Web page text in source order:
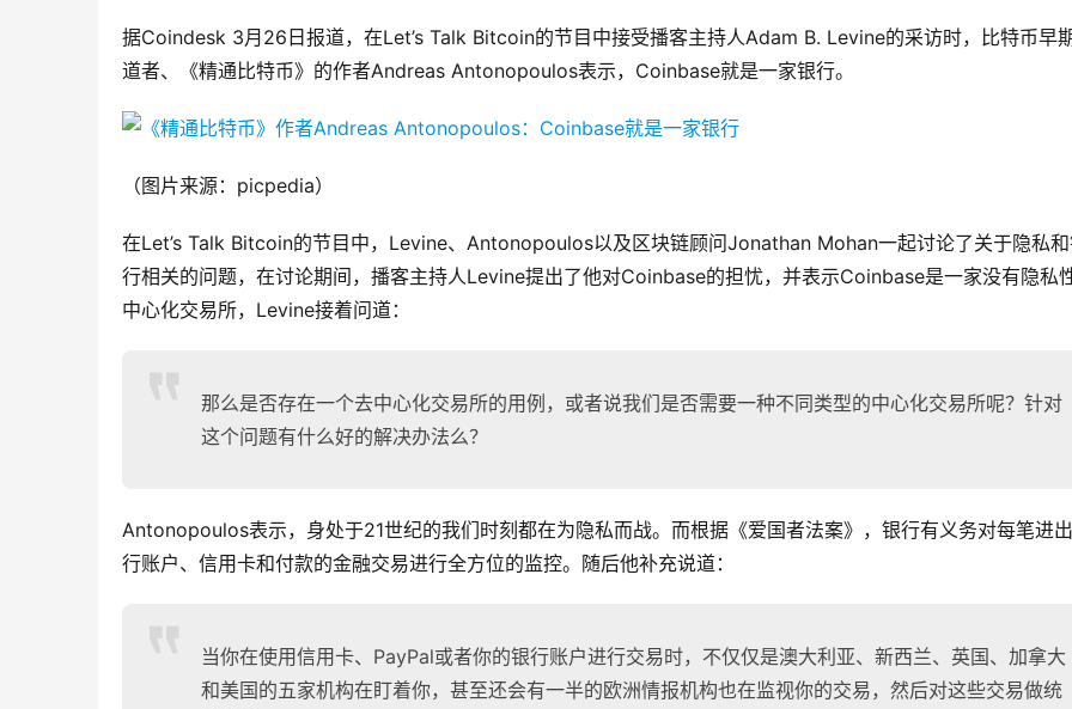
据Coindesk 3月26日报道，在Let’s Talk Bitcoin的节目中接受播客主持人Adam B. Levine的采访时，比特币早
道者、《精通比特币》的作者Andreas Antonopoulos表示，Coinbase就是一家银行。
（图片来源：picpedia）
在Let’s Talk Bitcoin的节目中，Levine、Antonopoulos以及区块链顾问Jonathan Mohan一起讨论了关于隐私
行相关的问题，在讨论期间，播客主持人Levine提出了他对Coinbase的担忧，并表示Coinbase是一家没有隐私
中心化交易所，Levine接着问道：
那么是否存在一个去中心化交易所的用例，或者说我们是否需要一种不同类型的中心化交易所呢？针对
这个问题有什么好的解决办法么？
Antonopoulos表示，身处于21世纪的我们时刻都在为隐私而战。而根据《爱国者法案》，银行有义务对每笔进
行账户、信用卡和付款的金融交易进行全方位的监控。随后他补充说道：
当你在使用信用卡、PayPal或者你的银行账户进行交易时，不仅仅是澳大利亚、新西兰、英国、加拿大
和美国的五家机构在盯着你，甚至还会有一半的欧洲情报机构也在监视你的交易，然后对这些交易做统